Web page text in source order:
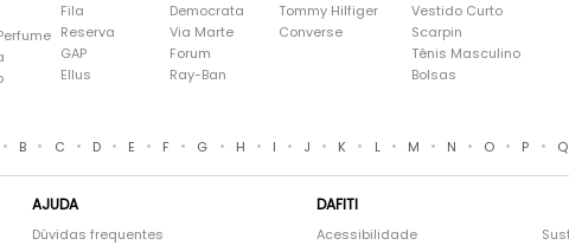
Fila
Reserva
GAP
Ellus
Democrata
Via Marte
Forum
Ray-Ban
Tommy Hilfiger
Converse
Vestido Curto
Scarpin
Tênis Masculino
Bolsas
• B • C • D • E • F • G • H • I • J • K • L • M • N • O • P • Q
AJUDA
Dúvidas frequentes
DAFITI
Acessibilidade